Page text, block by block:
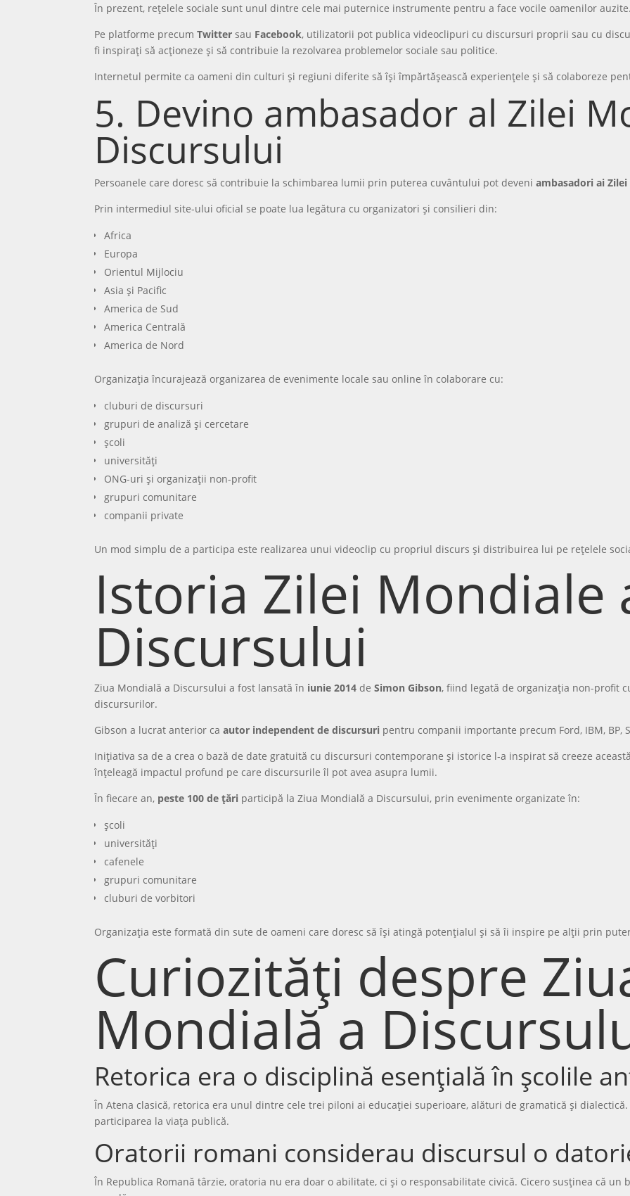
În prezent, rețelele sociale sunt unul dintre cele mai puternice instrumente pentru a face vocile oamenilor
Pe platforme precumTwitter sau Facebook, utilizatorii pot publica videoclipuri cu discursuri proprii sau cu
fi inspirați să acționeze și să contribuie la rezolvarea problemelor sociale sau politice.
Internetul permite ca oameni din culturi și regiuni diferite să își împărtășească experiențele și să colaboreze
5. Devino ambasador al Zilei
Discursului
Persoanele care doresc să contribuie la schimbarea lumii prin puterea cuvântului pot deveniambasadori ai
Prin intermediul site-ului oficial se poate lua legătura cu organizatori și consilieri din:
Africa
Europa
Orientul Mijlociu
Asia și Pacific
America de Sud
America Centrală
America de Nord
Organizația încurajează organizarea de evenimente locale sau online în colaborare cu:
cluburi de discursuri
grupuri de analiză și cercetare
școli
universități
ONG-uri și organizații non-profit
grupuri comunitare
companii private
Un mod simplu de a participa este realizarea unui videoclip cu propriul discurs și distribuirea lui pe rețelele
Istoria Zilei Mondiale
Discursului
Ziua Mondială a Discursului a fost lansată în iunie 2014 deSimon Gibson, fiind legată de organizația non-profit
discursurilor.
Gibson a lucrat anterior caautor independent de discursuri pentru companii importante precum Ford, IBM, BP,
Inițiativa sa de a crea o bază de date gratuită cu discursuri contemporane și istorice l-a inspirat să creeze
înțeleagă impactul profund pe care discursurile îl pot avea asupra lumii.
În fiecare an, peste 100 de țări participă la Ziua Mondială a Discursului, prin evenimente organizate în:
școli
universități
cafenele
grupuri comunitare
cluburi de vorbitori
Organizația este formată din sute de oameni care doresc să își atingă potențialul și să îi inspire pe alții prin
Curiozități despre
Mondială a
Retorica era o disciplină esențială în școlile
În Atena clasică, retorica era unul dintre cele trei piloni ai educației superioare, alături de gramatică și
participarea la viața publică.
Oratorii romani considerau discursul o
În Republica Romană târzie, oratoria nu era doar o abilitate, ci și o responsabilitate civică. Cicero susținea că